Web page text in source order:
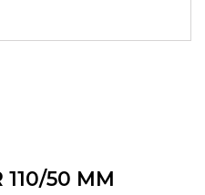
110/50 MM